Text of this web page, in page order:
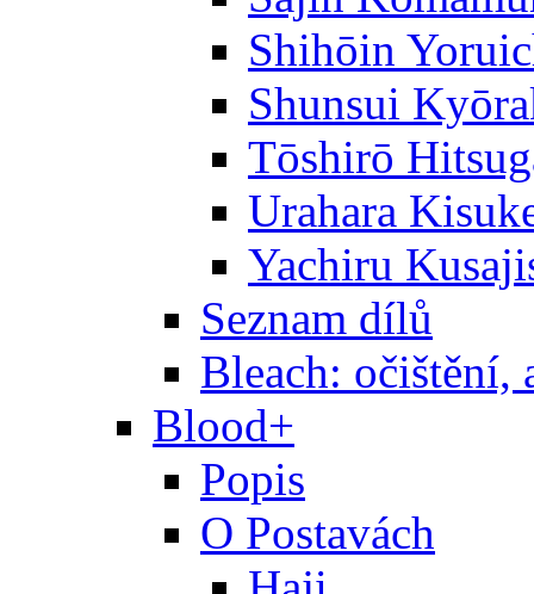
Shihōin
Shunsui
Tōshirō
Urahara
Yachiru
Seznam dílů
Bleach: očištění,
Blood+
Popis
O Postavách